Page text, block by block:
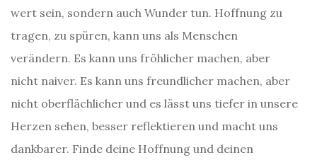
wert sein, sondern auch Wunder tun. Hoffnung zu
tragen, zu spüren, kann uns als Menschen
verändern. Es kann uns fröhlicher machen, aber
nicht naiver. Es kann uns freundlicher machen, aber
nicht oberflächlicher und es lässt uns tiefer in unsere
Herzen sehen, besser reflektieren und macht uns
dankbarer. Finde deine Hoffnung und deinen